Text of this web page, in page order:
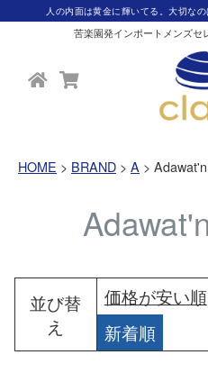
人の内面は黄金に輝いてる。大切な
苦楽園発インポートメンズセ
HOME BRAND A
並び替
え
価格が安い順
新着順